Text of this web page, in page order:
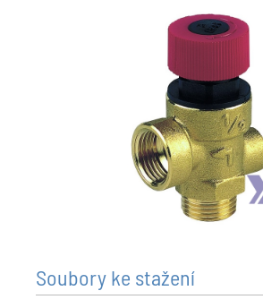
Soubory ke stažení